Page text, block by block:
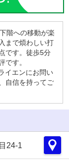
階への移動が楽
まで煩わしい打
です。徒歩5分
です。
イエンにお問い
自信を持ってご
24-1